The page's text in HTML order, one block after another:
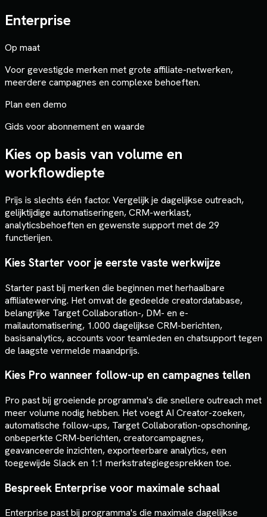
Enterprise
Op maat
Voor gevestigde merken met grote affiliate-netwerken,
meerdere campagnes en complexe behoeften.
Plan een demo
Gids voor abonnement en waarde
Kies op basis van volume en
workflowdiepte
Prijs is slechts één factor. Vergelijk je dagelijkse outreach,
gelijktijdige automatiseringen, CRM-werklast,
analyticsbehoeften en gewenste support met de 29
functierijen.
Kies Starter voor je eerste vaste werkwijze
Starter past bij merken die beginnen met herhaalbare
affiliatewerving. Het omvat de gedeelde creatordatabase,
belangrijke Target Collaboration-, DM- en e-
mailautomatisering, 1.000 dagelijkse CRM-berichten,
basisanalytics, accounts voor teamleden en chatsupport tegen
de laagste vermelde maandprijs.
Kies Pro wanneer follow-up en campagnes tellen
Pro past bij groeiende programma's die snellere outreach met
meer volume nodig hebben. Het voegt AI Creator-zoeken,
automatische follow-ups, Target Collaboration-opschoning,
onbeperkte CRM-berichten, creatorcampagnes,
geavanceerde inzichten, exporteerbare analytics, een
toegewijde Slack en 1:1 merkstrategiegesprekken toe.
Bespreek Enterprise voor maximale schaal
Enterprise past bij programma's die maximale dagelijkse